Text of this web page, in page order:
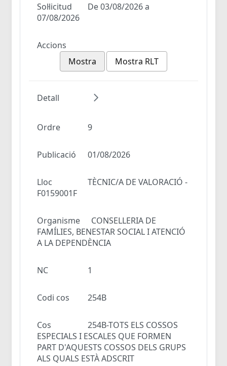
Sol·licitud
De 03/08/2026 a
07/08/2026
Accions
Mostra
Mostra RLT
Detall
Ordre 9
Publicació 01/08/2026
Lloc
TÈCNIC/A DE VALORACIÓ -
F0159001F
Organisme
CONSELLERIA DE
FAMÍLIES, BENESTAR SOCIAL I ATENCIÓ
A LA DEPENDÈNCIA
NC 1
Codi cos 254B
Cos
254B-TOTS ELS COSSOS
ESPECIALS I ESCALES QUE FORMEN
PART D'AQUESTS COSSOS DELS GRUPS
ALS QUALS ESTÀ ADSCRIT